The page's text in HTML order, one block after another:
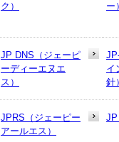
ク）
ー
JP DNS（ジェーピ
ーディーエヌエ
ス）
イ
針
JPRS（ジェーピー
アールエス）
JP